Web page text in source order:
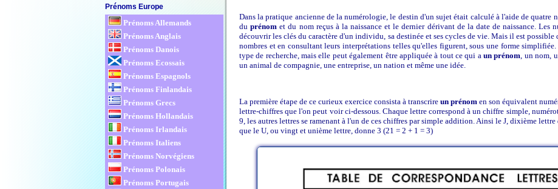
Prénoms Europe
Prénoms Allemands
Prénoms Anglais
Prénoms Danois
Prénoms Ecossais
Prénoms Espagnols
Prénoms Finlandais
Prénoms Grecs
Prénoms Hollandais
Prénoms Irlandais
Prénoms Italiens
Prénoms Norvégiens
Prénoms Polonais
Prénoms Portugais
Dans la pratique ancienne de la numérologie, le destin d'un sujet était calculé à l'aide de quatre
duprénom et du nom reçus à la naissance et le dernier dérivant de la date de naissance. Les
découvrir les clés du caractère d'un individu, sa destinée et ses cycles de vie. Mais il est
nombres et en consultant leurs interprétations telles qu'elles figurent, sous une forme
type de recherche, mais elle peut également être appliquée à tout ce qui aun prénom , un nom,
un animal de compagnie, une entreprise, un nation et même une idée.
La première étape de ce curieux exercice consista à transcrire un prénom en son équivalent
lettre-chiffres que l'on peut voir ci-dessous. Chaque lettre correspond à un chiffre simple,
9, les autres lettres se ramenant à l'un de ces chiffres par simple addition. Ainsi le J, dixième
que le U, ou vingt et unième lettre, donne 3 (21 = 2 + 1 = 3)